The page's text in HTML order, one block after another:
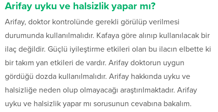
Arifay uyku ve halsizlik yapar mı?
Arifay, doktor kontrolünde gerekli görülüp verilmesi
durumunda kullanılmalıdır. Kafaya göre alınıp kullanılacak bir
ilaç değildir. Güçlü iyileştirme etkileri olan bu ilacın elbette ki
bir takım yan etkileri de vardır. Arifay doktorun uygun
gördüğü dozda kullanılmalıdır. Arifay hakkında uyku ve
halsizliğe neden olup olmayacağı araştırılmaktadır. Arifay
uyku ve halsizlik yapar mı sorusunun cevabına bakalım.